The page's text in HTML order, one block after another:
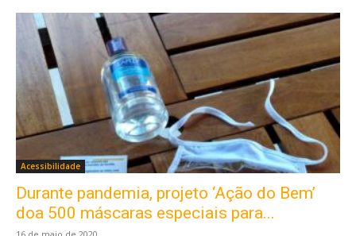
Acessibilidade
Durante pandemia, projeto ‘Ação do Bem’
doa 500 máscaras especiais para...